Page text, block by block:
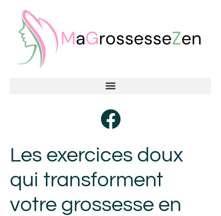
Les exercices doux
qui transforment
votre grossesse en